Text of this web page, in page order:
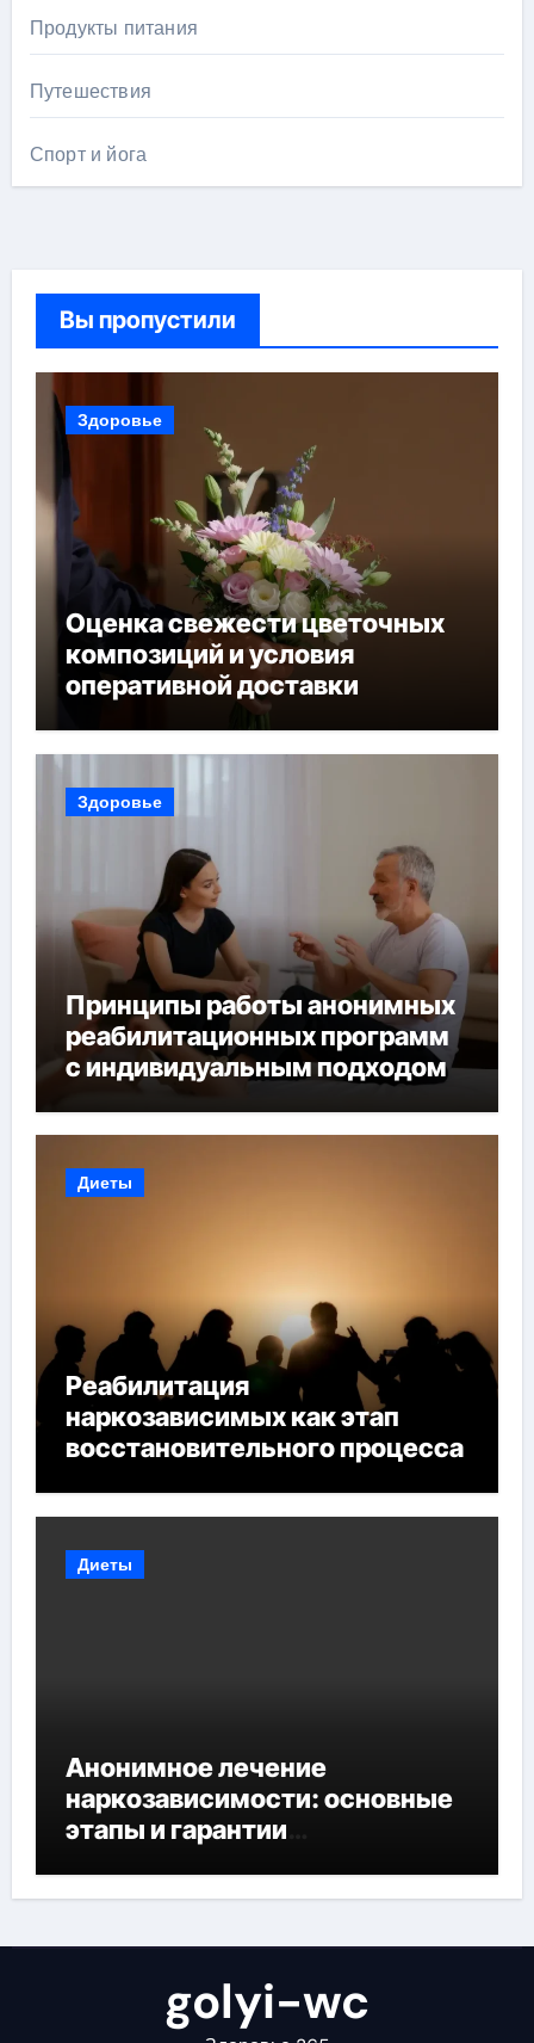
Продукты питания
Путешествия
Спорт и йога
Вы пропустили
Здоровье
Оценка свежести цветочных
композиций и условия
оперативной доставки
Здоровье
Принципы работы анонимных
реабилитационных программ
с индивидуальным подходом
Диеты
Реабилитация
наркозависимых как этап
восстановительного процесса
Диеты
Анонимное лечение
наркозависимости: основные
этапы и гарантии
golyi-wc